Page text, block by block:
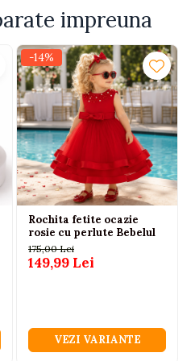
pentru calitatea si designul
copii.
si aplicatii decorative
impreuna
-14%
Rochita fetite ocazie
rosie cu perlute Bebelul
175,00 Lei
149,99 Lei
VEZI VARIANTE